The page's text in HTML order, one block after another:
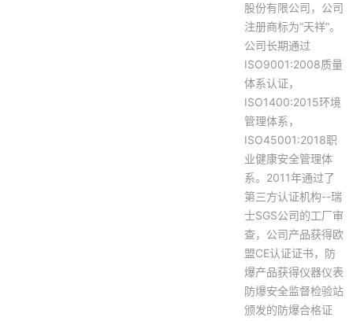
股份有限公司，公司
注册商标为“天祥”。
公司长期通过
ISO9001:2008质量
体系认证，
ISO1400:2015环境
管理体系，
ISO45001:2018职
业健康安全管理体
系。2011年通过了
第三方认证机构--瑞
士SGS公司的工厂审
查，公司产品获得欧
盟CE认证证书，防
爆产品获得仪器仪表
防爆安全监督检验站
颁发的防爆合格证